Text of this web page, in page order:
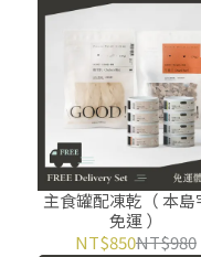
主食罐配凍乾（ 本島
免運 ）
NT$850NT$980